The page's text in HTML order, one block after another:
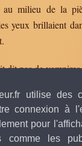
utilise des
connexion à
pour
comme les
au milieu de la
yeux brillaient
dit pas de
Yon, 23 décembre